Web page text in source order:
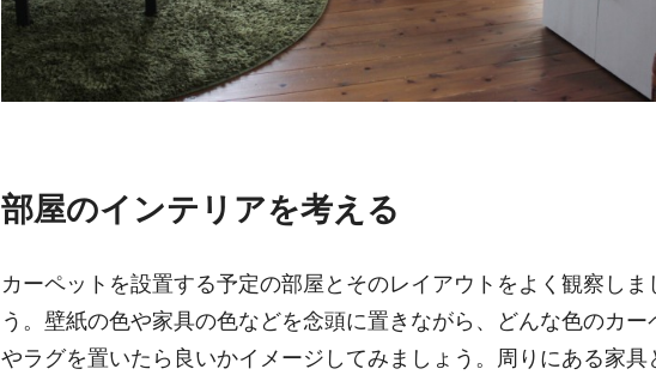
部屋のインテリアを考える
カーペットを設置する予定の部屋とそのレイアウトをよく観察しま
う。壁紙の色や家具の色などを念頭に置きながら、どんな色のカー
やラグを置いたら良いかイメージしてみましょう。周りにある家具